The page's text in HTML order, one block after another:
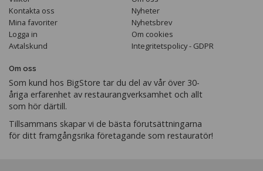
Kontakta oss
Mina favoriter
Logga in
Avtalskund
Nyheter
Nyhetsbrev
Om cookies
Integritetspolicy - GDPR
Om oss
Som kund hos BigStore tar du del av vår över 30-
åriga erfarenhet av restaurangverksamhet och allt
som hör därtill.
Tillsammans skapar vi de bästa förutsättningarna
för ditt framgångsrika företagande som restauratör!